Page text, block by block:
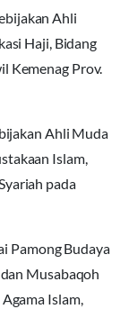
Ahli
Haji, Bidang
Kemenag Prov.
Ahli Muda
Islam,
pada
Pamong Budaya
Musabaqoh
Islam,